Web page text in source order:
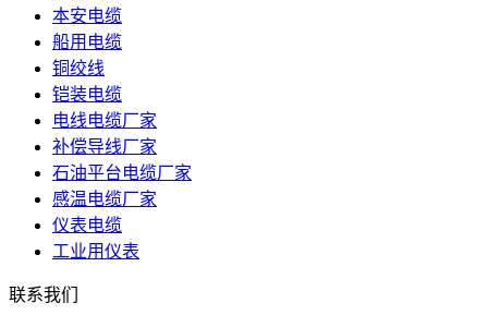
本安电缆
船用电缆
铜绞线
铠装电缆
电线电缆厂家
补偿导线厂家
石油平台电缆厂家
感温电缆厂家
仪表电缆
工业用仪表
联系我们